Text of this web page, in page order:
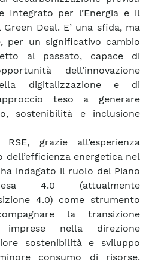
Integrato per l’Energia e il
Green Deal. E’ una sfida, ma
per un significativo cambio
al passato, capace di
dell’innovazione
digitalizzazione e di
teso a generare
sostenibilità e inclusione
grazie all’esperienza
dell’efficienza energetica nel
indagato il ruolo del Piano
4.0 (attualmente
4.0) come strumento
la transizione
imprese nella direzione
sostenibilità e sviluppo
consumo di risorse.